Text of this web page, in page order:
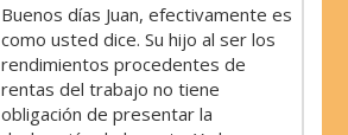
Buenos días Juan, efectivamente es
como usted dice. Su hijo al ser los
rendimientos procedentes de
rentas del trabajo no tiene
obligación de presentar la